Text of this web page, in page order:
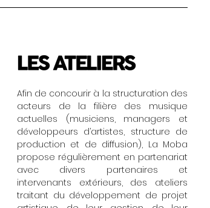
Afin de concourir à la structuration des
acteurs de la filière des musique
actuelles (musiciens, managers et
développeurs d’artistes, structure de
production et de diffusion), La Moba
propose régulièrement en partenariat
avec divers partenaires et
intervenants extérieurs, des ateliers
traitant du développement de projet